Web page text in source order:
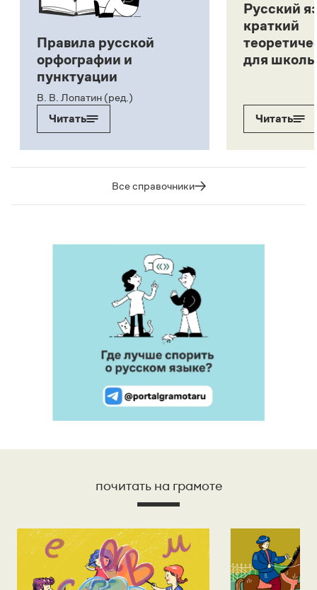
Правила русской
орфографии и
пунктуации
В. В. Лопатин (ред.)
Читать
Русский
краткий
для
Читать
Все справочники
почитать на грамоте